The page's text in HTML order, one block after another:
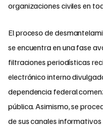
organizaciones civiles en
El proceso de
se encuentra en una fase
filtraciones periodísticas
electrónico interno
dependencia federal
pública. Asimismo, se
de sus canales